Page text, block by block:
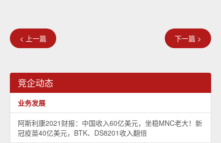
< 上一篇 下一篇 >
竞企动态
业务发展
阿斯利康2021财报：中国收入60亿美元，坐稳MNC老大！新
冠疫苗40亿美元，BTK、DS8201收入翻倍